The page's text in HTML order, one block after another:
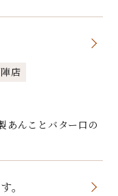
店
あんことバター口の
。